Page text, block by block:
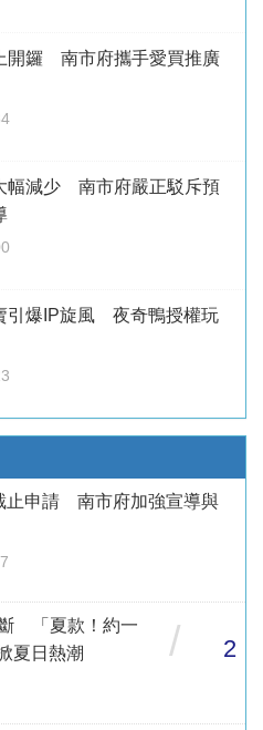
開鑼 南市府攜手愛買推廣
幅減少 南市府嚴正駁斥預
引爆IP旋風 夜奇鴨授權玩
止申請 南市府加強宣導與
「夏款！約一
夏日熱潮
/ 2